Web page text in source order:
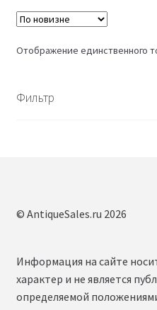
Отображение единственного
Фильтр
© AntiqueSales.ru 2026
Информация на сайте
характер и не является
определяемой